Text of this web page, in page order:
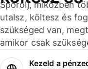
Spórolj, miközben
utalsz, költesz és
szükséged van,
amikor csak
Kezeld a